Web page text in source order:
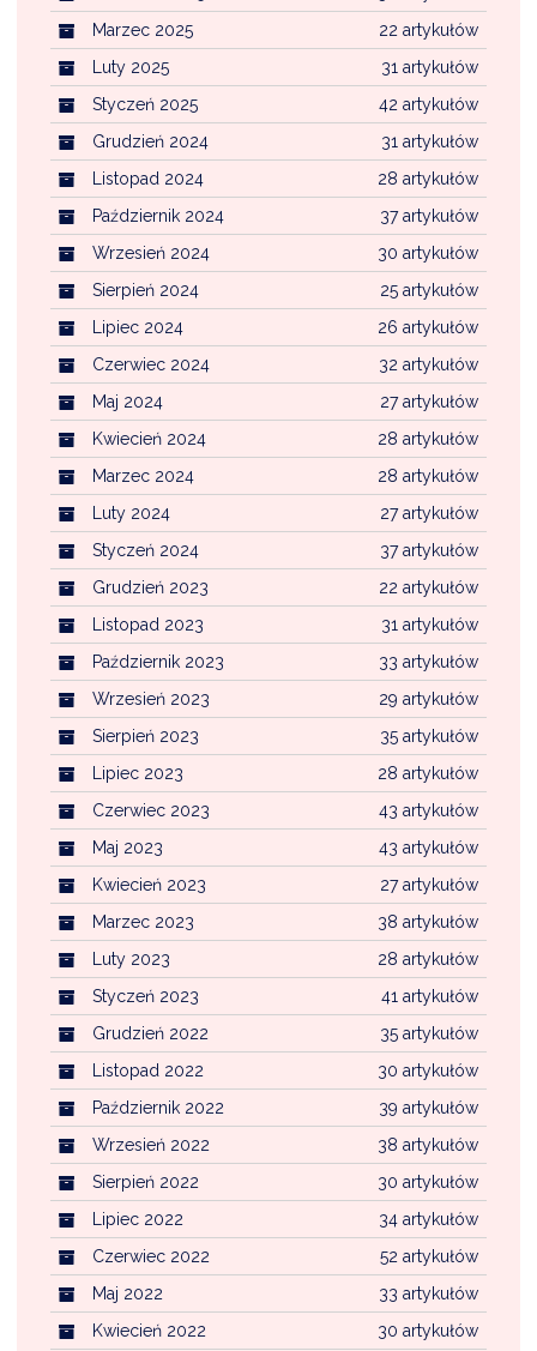
22 artykułów
Marzec 2025
31 artykułów
Luty 2025
42 artykułów
Styczeń 2025
31 artykułów
Grudzień 2024
28 artykułów
Listopad 2024
37 artykułów
Październik 2024
30 artykułów
Wrzesień 2024
25 artykułów
Sierpień 2024
26 artykułów
Lipiec 2024
32 artykułów
Czerwiec 2024
27 artykułów
Maj 2024
28 artykułów
Kwiecień 2024
28 artykułów
Marzec 2024
27 artykułów
Luty 2024
37 artykułów
Styczeń 2024
22 artykułów
Grudzień 2023
31 artykułów
Listopad 2023
33 artykułów
Październik 2023
29 artykułów
Wrzesień 2023
35 artykułów
Sierpień 2023
28 artykułów
Lipiec 2023
43 artykułów
Czerwiec 2023
43 artykułów
Maj 2023
27 artykułów
Kwiecień 2023
38 artykułów
Marzec 2023
28 artykułów
Luty 2023
41 artykułów
Styczeń 2023
35 artykułów
Grudzień 2022
30 artykułów
Listopad 2022
39 artykułów
Październik 2022
38 artykułów
Wrzesień 2022
30 artykułów
Sierpień 2022
34 artykułów
Lipiec 2022
52 artykułów
Czerwiec 2022
33 artykułów
Maj 2022
30 artykułów
Kwiecień 2022